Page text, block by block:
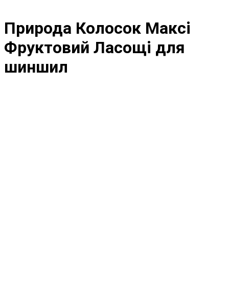
Природа Колосок Максі
Фруктовий Ласощі для
шиншил